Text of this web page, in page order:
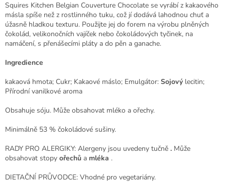
Squires Kitchen Belgian Couverture Chocolate se vyrábí z kakaového
másla spíše než z rostlinného tuku, což jí dodává lahodnou chuť a
úžasně hladkou texturu. Použijte jej do forem na výrobu plněných
čokolád, velikonočních vajíček nebo čokoládových tyčinek, na
namáčení, s přenášecími pláty a do pěn a ganache.
Ingredience
kakaová hmota; Cukr; Kakaové máslo; Emulgátor: Sojový lecitin;
Přírodní vanilkové aroma
Obsahuje sóju. Může obsahovat mléko a ořechy.
Minimálně 53 % čokoládové sušiny.
RADY PRO ALERGIKY: Alergeny jsou uvedeny tučně . Může
obsahovat stopy ořechů a mléka .
DIETAČNÍ PRŮVODCE: Vhodné pro vegetariány.